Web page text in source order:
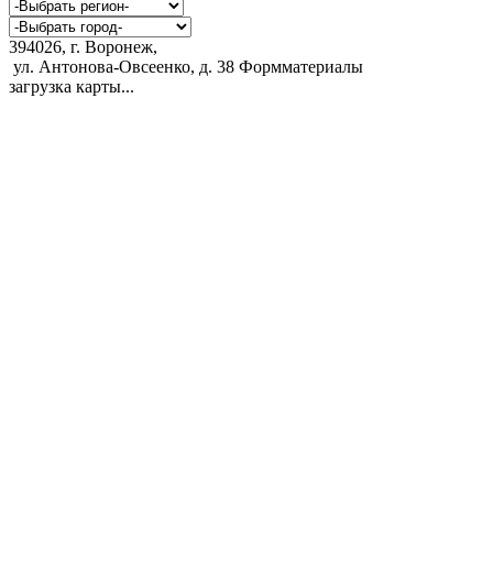
394026, г. Воронеж,
ул. Антонова-Овсеенко, д. 38 Формматериалы
загрузка карты...